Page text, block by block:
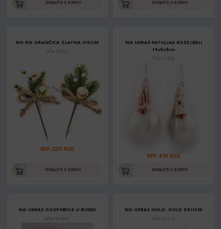
DODAJTE U KORPU DODAJTE U KORPU
NG PIK GRANČICA ZLATNA H15CM
Šifra: 57528
MP: 230 RSD
DODAJTE U KORPU
NG UKRAS PATULJAK ROZE/BELI
14x5x5cm
Šifra: 71306
MP: 410 RSD
DODAJTE U KORPU
NG UKRAS GOSPOĐICA U BUNDI
Šifra: 061567
NG UKRAS HOLO. GOLD 9X11CM
Šifra: 31413